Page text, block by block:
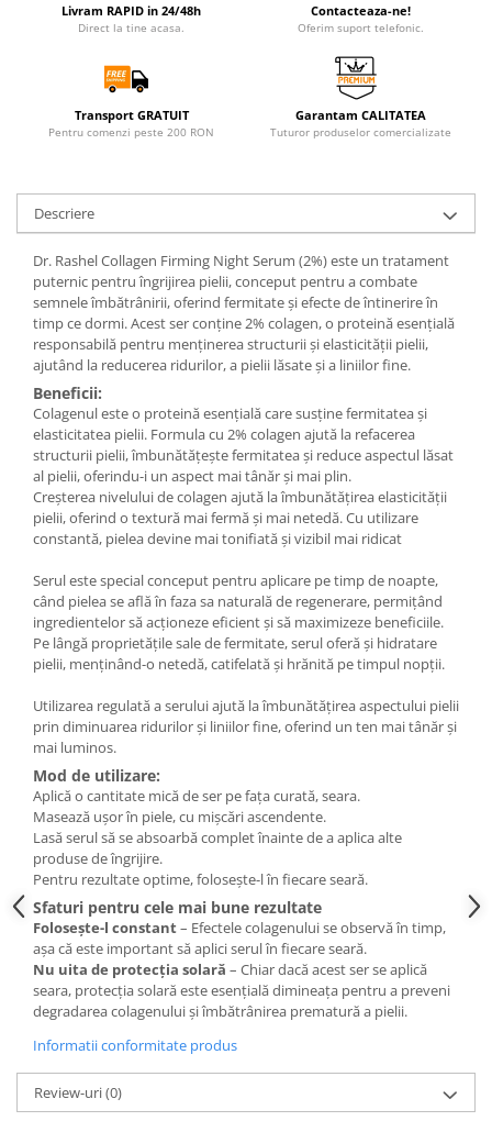
Livram RAPID in 24/48h
Direct la tine acasa.
Contacteaza-ne!
Oferim suport telefonic.
Transport GRATUIT
Pentru comenzi peste 200 RON
Garantam CALITATEA
Tuturor produselor comercializate
Descriere
Dr. Rashel Collagen Firming Night Serum (2%) este un tratament
puternic pentru îngrijirea pielii, conceput pentru a combate
semnele îmbătrânirii, oferind fermitate și efecte de întinerire în
timp ce dormi. Acest ser conține 2% colagen, o proteină esențială
responsabilă pentru menținerea structurii și elasticității pielii,
ajutând la reducerea ridurilor, a pielii lăsate și a liniilor fine.
Beneficii:
Colagenul este o proteină esențială care susține fermitatea și
elasticitatea pielii. Formula cu 2% colagen ajută la refacerea
structurii pielii, îmbunătățește fermitatea și reduce aspectul lăsat
al pielii, oferindu-i un aspect mai tânăr și mai plin.
Creșterea nivelului de colagen ajută la îmbunătățirea elasticității
pielii, oferind o textură mai fermă și mai netedă. Cu utilizare
constantă, pielea devine mai tonifiată și vizibil mai ridicat
Serul este special conceput pentru aplicare pe timp de noapte,
când pielea se află în faza sa naturală de regenerare, permițând
ingredientelor să acționeze eficient și să maximizeze beneficiile.
Pe lângă proprietățile sale de fermitate, serul oferă și hidratare
pielii, menținând-o netedă, catifelată și hrănită pe timpul nopții.
Utilizarea regulată a serului ajută la îmbunătățirea aspectului pielii
prin diminuarea ridurilor și liniilor fine, oferind un ten mai tânăr și
mai luminos.
Mod de utilizare:
Aplică o cantitate mică de ser pe fața curată, seara.
Masează ușor în piele, cu mișcări ascendente.
Lasă serul să se absoarbă complet înainte de a aplica alte
produse de îngrijire.
Pentru rezultate optime, folosește-l în fiecare seară.
Sfaturi pentru cele mai bune rezultate
Folosește-l constant– Efectele colagenului se observă în timp,
așa că este important să aplici serul în fiecare seară.
Nu uita de protecția solară – Chiar dacă acest ser se aplică
seara, protecția solară este esențială dimineața pentru a preveni
degradarea colagenului și îmbătrânirea prematură a pielii.
Informatii conformitate produs
Review-uri(0)